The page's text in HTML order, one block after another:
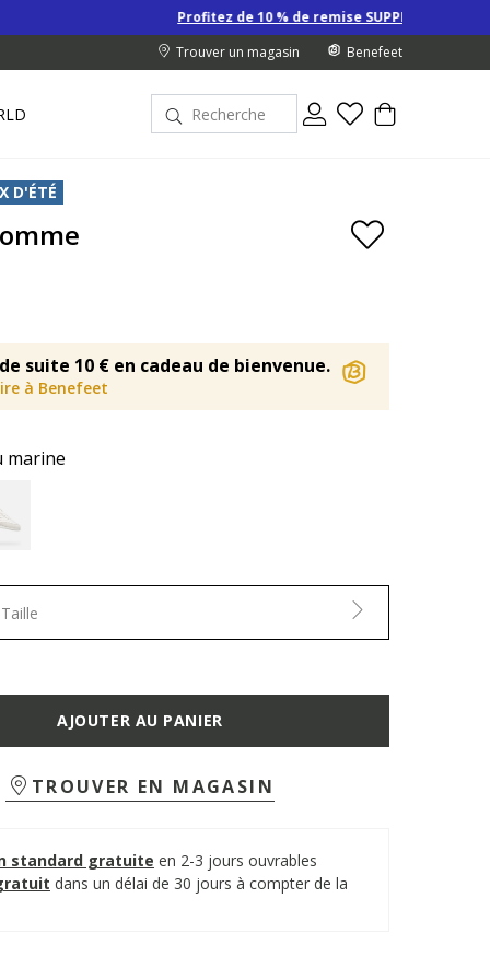
Profitez de 10 % de remise SUPPLÉMENTAIRE sur les
Trouver un magasin
Benefeet
D'ÉTÉ
suite 10 € en cadeau de bienvenue.
à Benefeet
marine
AJOUTER AU PANIER
TROUVER EN MAGASIN
standard gratuite en 2-3 jours ouvrables
dans un délai de 30 jours à compter de la